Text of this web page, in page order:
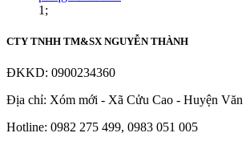
1;
CTY TNHH TM&SX NGUYỄN THÀNH
ĐKKD: 0900234360
Địa chỉ: Xóm mới - Xã Cửu Cao - Huyện Văn
Hotline: 0982 275 499, 0983 051 005